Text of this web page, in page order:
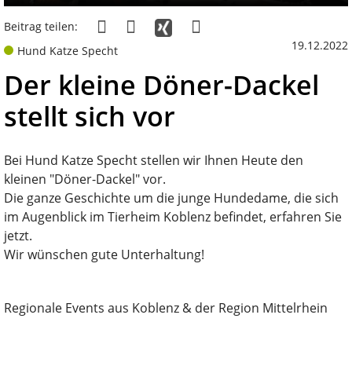
Beitrag teilen:
Hund Katze Specht
19.12.2022
Der kleine Döner-Dackel
stellt sich vor
Bei Hund Katze Specht stellen wir Ihnen Heute den
kleinen "Döner-Dackel" vor.
Die ganze Geschichte um die junge Hundedame, die sich
im Augenblick im Tierheim Koblenz befindet, erfahren Sie
jetzt.
Wir wünschen gute Unterhaltung!
Regionale Events aus Koblenz & der Region Mittelrhein